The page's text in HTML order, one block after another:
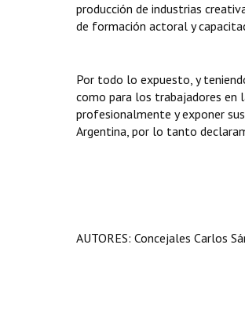
producción de industrias
de formación actoral y
Por todo lo expuesto, y
como para los trabajadores en
profesionalmente y exponer
Argentina, por lo tanto
AUTORES: Concejales Carlos